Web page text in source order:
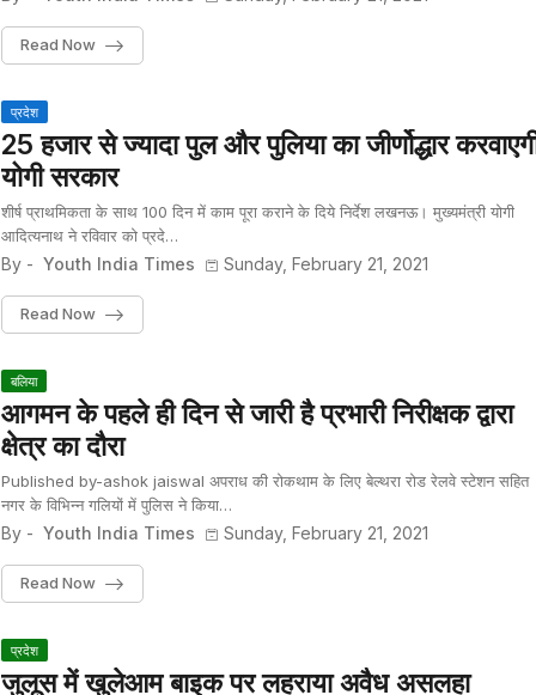
Read Now
प्रदेश
25 हजार से ज्यादा पुल और पुलिया का जीर्णोद्धार
योगी सरकार
शीर्ष प्राथमिकता के साथ 100 दिन में काम पूरा कराने के दिये निर्देश लखनऊ। मुख्यमंत्री योगी
आदित्यनाथ ने रविवार को प्रदे…
By - Youth India Times Sunday, February 21, 2021
Read Now
बलिया
आगमन के पहले ही दिन से जारी है प्रभारी निरीक्षक द्वारा
क्षेत्र का दौरा
Published by-ashok jaiswal अपराध की रोकथाम के लिए बेल्थरा रोड रेलवे स्टेशन सहित
नगर के विभिन्न गलियों में पुलिस ने किया…
By - Youth India Times Sunday, February 21, 2021
Read Now
प्रदेश
जुलूस में खुलेआम बाइक पर लहराया अवैध असलहा